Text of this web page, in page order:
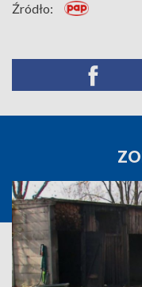
Źródło: